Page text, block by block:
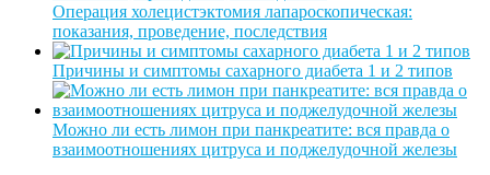
Операция холецистэктомия лапароскопическая:
показания, проведение, последствия
Причины и симптомы сахарного диабета 1 и 2 типов
Можно ли есть лимон при панкреатите: вся правда о
взаимоотношениях цитруса и поджелудочной железы